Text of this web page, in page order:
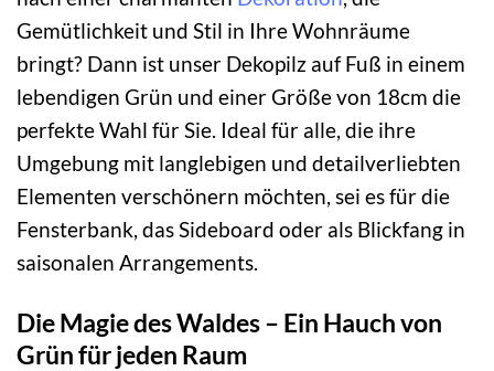
Gemütlichkeit und Stil in Ihre Wohnräume
bringt? Dann ist unser Dekopilz auf Fuß in einem
lebendigen Grün und einer Größe von 18cm die
perfekte Wahl für Sie. Ideal für alle, die ihre
Umgebung mit langlebigen und detailverliebten
Elementen verschönern möchten, sei es für die
Fensterbank, das Sideboard oder als Blickfang in
saisonalen Arrangements.
Die Magie des Waldes – Ein Hauch von
Grün für jeden Raum